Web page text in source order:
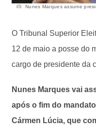
Nunes Marques assume
O Tribunal Superior
12 de maio a posse do
cargo de presidente da
Nunes Marques vai
após o fim do
Cármen Lúcia, que